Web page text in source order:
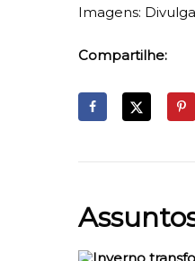
Imagens:
Compartilhe: